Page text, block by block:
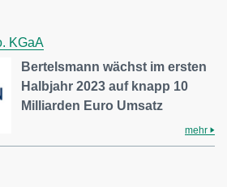
KGaA
Bertelsmann wächst im ersten
Halbjahr 2023 auf knapp 10
Milliarden Euro Umsatz
mehr